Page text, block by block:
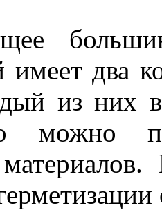
имеет два
из них
можно